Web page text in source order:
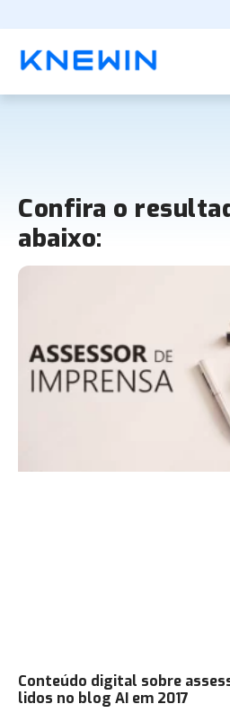
Confira o
abaixo:
Conteúdo digital sobre
lidos no blog AI em 2017